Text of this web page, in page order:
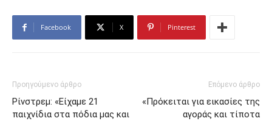
Facebook X Pinterest
Προηγούμενο άρθρο
Ρίνστρεμ: «Είχαμε 21
παιχνίδια στα πόδια μας και
Επόμενο άρθρο
«Πρόκειται για εικασίες της
αγοράς και τίποτα